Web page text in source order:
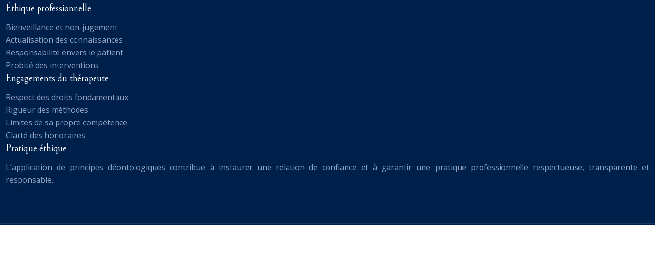
Éthique professionnelle
Bienveillance et non-jugement
Actualisation des connaissances
Responsabilité envers le patient
Probité des interventions
Engagements du thérapeute
Respect des droits fondamentaux
Rigueur des méthodes
Limites de sa propre compétence
Clarté des honoraires
Pratique éthique
L’application de principes déontologiques contribue à instaurer une relation de confiance et à garantir une pratique professionnelle respectueuse, transparente et
responsable.